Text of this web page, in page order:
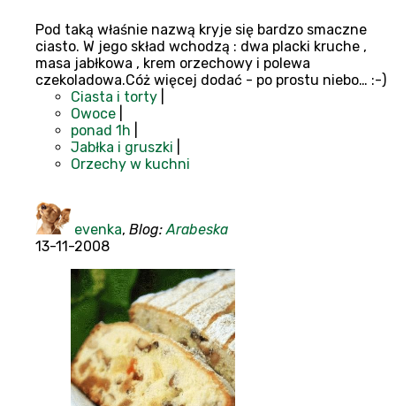
Pod taką właśnie nazwą kryje się bardzo smaczne
ciasto. W jego skład wchodzą : dwa placki kruche ,
masa jabłkowa , krem orzechowy i polewa
czekoladowa.Cóż więcej dodać - po prostu niebo… :-)
Ciasta i torty
Owoce
ponad 1h
Jabłka i gruszki
Orzechy w kuchni
evenka, Blog: Arabeska
13-11-2008